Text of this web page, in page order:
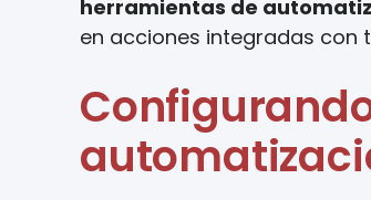
herramientas de
en acciones integradas con